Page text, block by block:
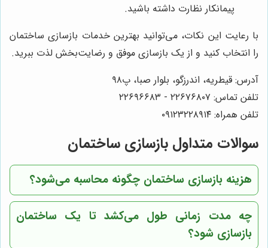
پیمانکار نظارت داشته باشید.
با رعایت این نکات، می‌توانید بهترین خدمات بازسازی ساختمان
را انتخاب کنید و از یک بازسازی موفق و رضایت‌بخش لذت ببرید.
آدرس: قیطریه، اندرزگو، بلوار صبا، پ۹۸
تلفن تماس: ۲۲۶۷۶۸۰۷ - ۲۲۶۹۶۶۸۳
تلفن همراه: ۰۹۱۲۳۲۲۸۹۱۴
سوالات متداول بازسازی ساختمان
هزینه بازسازی ساختمان چگونه محاسبه می‌شود؟
چه مدت زمانی طول می‌کشد تا یک ساختمان
بازسازی شود؟